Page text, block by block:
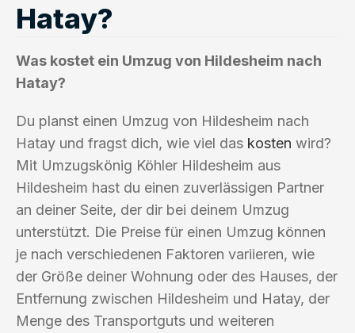
Hatay?
Was kostet ein Umzug von Hildesheim nach
Hatay?
Du planst einen Umzug von Hildesheim nach
Hatay und fragst dich, wie viel das kosten wird?
Mit Umzugskönig Köhler Hildesheim aus
Hildesheim hast du einen zuverlässigen Partner
an deiner Seite, der dir bei deinem Umzug
unterstützt. Die Preise für einen Umzug können
je nach verschiedenen Faktoren variieren, wie
der Größe deiner Wohnung oder des Hauses, der
Entfernung zwischen Hildesheim und Hatay, der
Menge des Transportguts und weiteren